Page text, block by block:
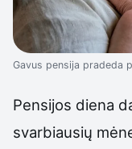
Gavus pensija pradeda
Pensijos diena
svarbiausių